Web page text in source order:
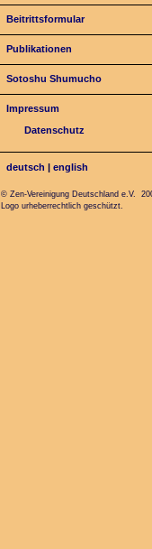
Beitrittsformular
Publikationen
Sotoshu Shumucho
Impressum
Datenschutz
deutsch |english
© Zen-Vereinigung Deutschland e.V.
Logo urheberrechtlich geschützt.